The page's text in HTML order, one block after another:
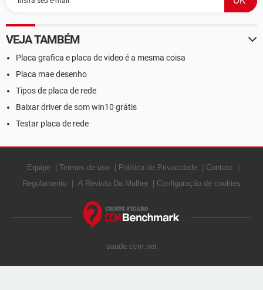
VEJA TAMBÉM
Placa grafica e placa de video é a mesma coisa
Placa mae desenho
Tipos de placa de rede
Baixar driver de som win10 grátis
Testar placa de rede
Equipe Termos de uso Política de Privacidade
Contato
Regulamento
A Revista Da Mulher Configuração de cookies
saude.ccm.net